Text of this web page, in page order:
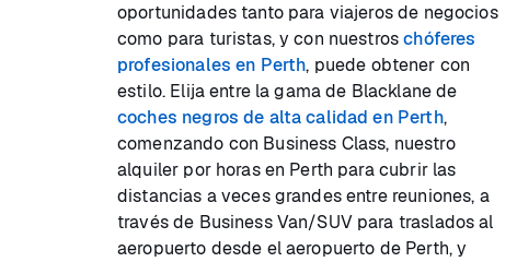
oportunidades tanto para viajeros de negocios
como para turistas, y con nuestroschóferes
profesionales en Perth, puede obtener con
estilo. Elija entre la gama de Blacklane de
coches negros de alta calidad en Perth,
comenzando con Business Class, nuestro
alquiler por horas en Perth para cubrir las
distancias a veces grandes entre reuniones, a
través de Business Van/SUV para traslados al
aeropuerto desde el aeropuerto de Perth, y